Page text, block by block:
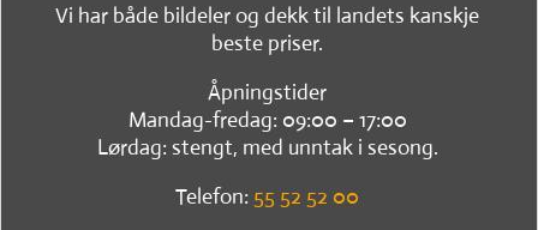
Vi har både bildeler og dekk til landets kanskje
beste priser.
Åpningstider
Mandag-fredag: 09:00 – 17:00
Lørdag: stengt, med unntak i sesong.
Telefon: 55 52 52 00